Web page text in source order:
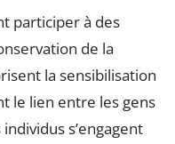
participer à des
de la
la sensibilisation
le lien entre les gens
s’engagent